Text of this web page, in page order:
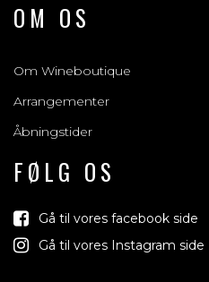
OM OS
Om Wineboutique
Arrangementer
Åbningstider
FØLG OS
Gå til vores facebook side
Gå til vores Instagram side